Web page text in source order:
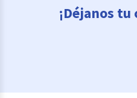
¡Déjanos